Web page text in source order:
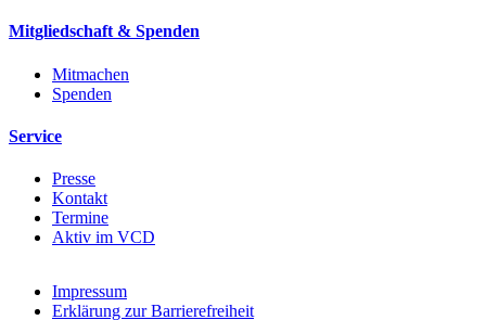
Mitgliedschaft & Spenden
Mitmachen
Spenden
Service
Presse
Kontakt
Termine
Aktiv im VCD
Impressum
Erklärung zur Barrierefreiheit